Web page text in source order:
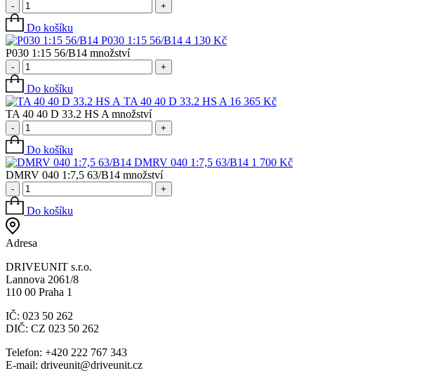
- +
Do košíku
P030 1:15 56/B14 4 130 Kč
P030 1:15 56/B14 množství
- +
Do košíku
TA 40 40 D 33.2 HS A 16 365 Kč
TA 40 40 D 33.2 HS A množství
- +
Do košíku
DMRV 040 1:7,5 63/B14 1 700 Kč
DMRV 040 1:7,5 63/B14 množství
- +
Do košíku
Adresa
DRIVEUNIT s.r.o.
Lannova 2061/8
110 00 Praha 1
IČ: 023 50 262
DIČ: CZ 023 50 262
Telefon: +420 222 767 343
E-mail: driveunit@driveunit.cz